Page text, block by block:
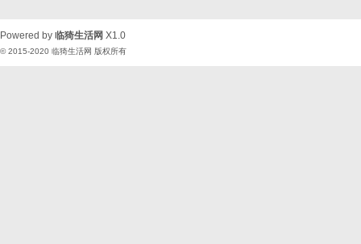
Powered by 临猗生活网 X1.0
© 2015-2020 临猗生活网 版权所有